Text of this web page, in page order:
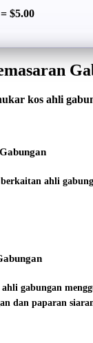
$5.00
kos ahli
ahli
gabungan
dan paparan